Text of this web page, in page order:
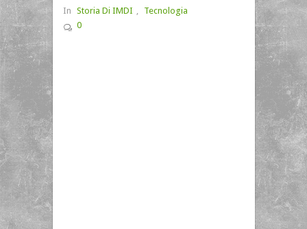
In Storia Di IMDI , Tecnologia
0